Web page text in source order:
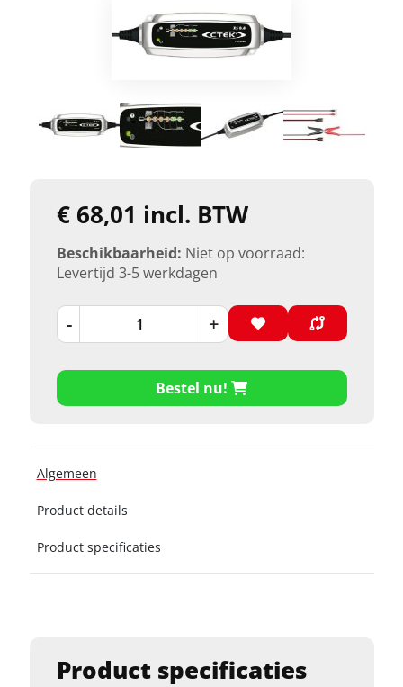
Product specificaties
€ 68,01 incl. BTW
Beschikbaarheid: Niet op voorraad:
Levertijd 3-5 werkdagen
- +
Bestel nu!
Algemeen
Product details
Product specificaties